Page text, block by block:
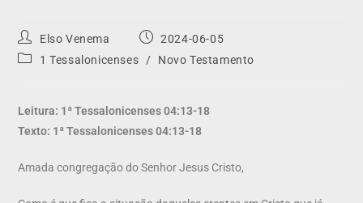
Elso Venema
2024-06-05
1 Tessalonicenses
/ Novo Testamento
Leitura: 1ª Tessalonicenses 04:13-18
Texto: 1ª Tessalonicenses 04:13-18
Amada congregação do Senhor Jesus Cristo,